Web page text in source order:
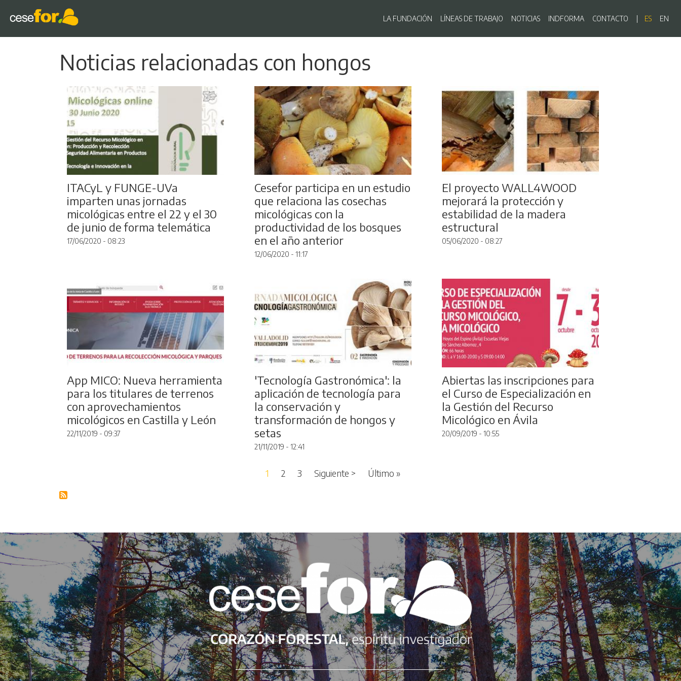
al
contenido
principal
Navegación principal
LA FUNDACIÓN LÍNEAS DE TRABAJO NOTICIAS INDFORMA CONTACTO ES EN
Noticias relacionadas con hongos
ITACyL y FUNGE-UVa
imparten unas jornadas
micológicas entre el 22 y el 30
de junio de forma telemática
17/06/2020 - 08:23
Cesefor participa en un estudio
que relaciona las cosechas
micológicas con la
productividad de los bosques
en el año anterior
12/06/2020 - 11:17
El proyecto WALL4WOOD
mejorará la protección y
estabilidad de la madera
estructural
05/06/2020 - 08:27
App MICO: Nueva herramienta
para los titulares de terrenos
con aprovechamientos
micológicos en Castilla y León
22/11/2019 - 09:37
'Tecnología Gastronómica': la
aplicación de tecnología para
la conservación y
transformación de hongos y
setas
21/11/2019 - 12:41
Abiertas las inscripciones para
el Curso de Especialización en
la Gestión del Recurso
Micológico en Ávila
20/09/2019 - 10:55
1 2 3 Siguiente >Siguiente página
Último »Última página